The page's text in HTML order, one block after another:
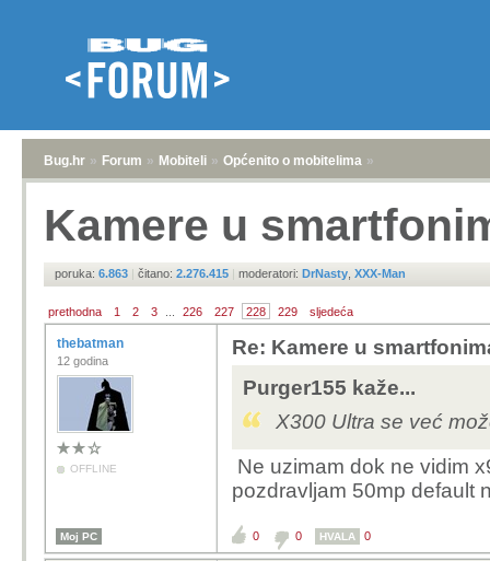
Bug.hr » Forum » Mobiteli » Općenito o mobitelima »
Kamere u
poruka: 6.863 | čitano: 2.276.415 | moderatori: DrNasty XXX-Man
prethodna 1 2 3 226 227 228 229 sljedeća
thebatman
12 godina
OFFLINE
Re: Kamere u
Purger155 kaže...
X300 Ultra se već
Ne uzimam dok ne vidim
pozdravljam 50mp default
Moj PC 0 0 HVALA 0